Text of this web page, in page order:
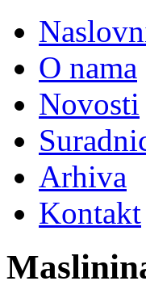
O nama
Novosti
Arhiva
Kontakt